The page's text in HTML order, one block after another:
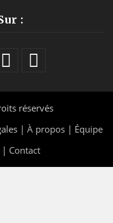
:
réservés
| À propos | Équipe
Contact